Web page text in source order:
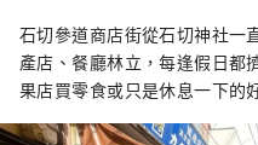
石切參道商店街從石切神社一
產店、餐廳林立，每逢假日都
果店買零食或只是休息一下的